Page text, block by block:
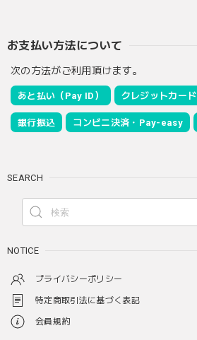
お支払い方法について
次の方法がご利用頂けます。
あと払い（Pay ID） クレジットカード
銀行振込 コンビニ決済・Pay-easy
SEARCH
NOTICE
プライバシーポリシー
特定商取引法に基づく表記
会員規約